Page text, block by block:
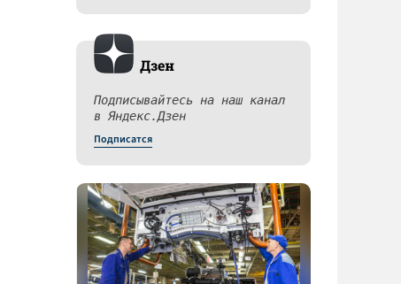
Дзен
Подписывайтесь на наш канал
в Яндекс.Дзен
Подписатся